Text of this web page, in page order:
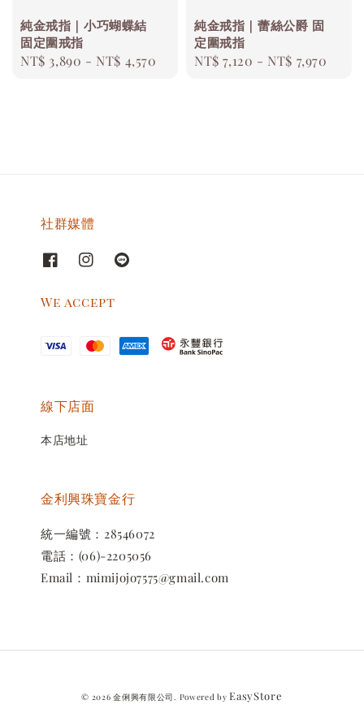
純金戒指｜小巧蝴蝶結
固定圍戒指
Regular
NT$ 3,890 - NT$ 4,570
純金戒指｜蕾絲公爵 固
定圍戒指
Regular
NT$ 7,120 - NT$ 7,970
社群媒體
We accept
線下店面
本店地址
金利興珠寶金行
統一編號：28546072
電話：(06)-2205056
Email：mimijojo7575@gmail.com
© 2026 金俐興有限公司. Powered byEasyStore